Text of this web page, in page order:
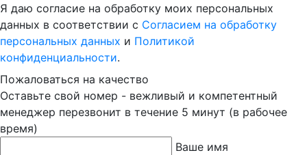
Я даю согласие на обработку моих персональных
данных в соответствии с Согласием на обработку
персональных данных и Политикой
конфиденциальности.
Пожаловаться на качество
Оставьте свой номер - вежливый и компетентный
менеджер перезвонит в течение 5 минут (в рабочее
время)
Ваше имя